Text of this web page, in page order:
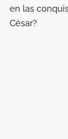
en las
César?